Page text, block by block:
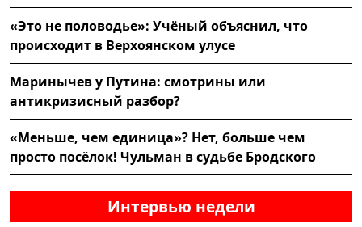
«Это не половодье»: Учёный объяснил, что
происходит в Верхоянском улусе
Маринычев у Путина: смотрины или
антикризисный разбор?
«Меньше, чем единица»? Нет, больше чем
просто посёлок! Чульман в судьбе Бродского
Интервью недели